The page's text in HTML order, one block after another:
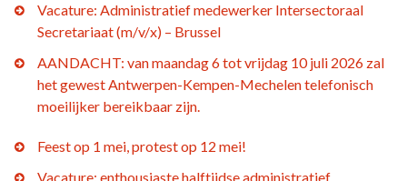
Vacature: Administratief medewerker Intersectoraal
Secretariaat (m/v/x) – Brussel
AANDACHT: van maandag 6 tot vrijdag 10 juli 2026 zal
het gewest Antwerpen-Kempen-Mechelen telefonisch
moeilijker bereikbaar zijn.
Feest op 1 mei, protest op 12 mei!
Vacature: enthousiaste halftijdse administratief